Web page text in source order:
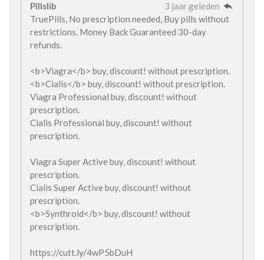
Pillslib
3 jaar geleden
TruePills, No prescription needed, Buy pills without
restrictions. Money Back Guaranteed 30-day
refunds.
<b>Viagra</b> buy, discount! without prescription.
<b>Cialis</b> buy, discount! without prescription.
Viagra Professional buy, discount! without
prescription.
Cialis Professional buy, discount! without
prescription.
Viagra Super Active buy, discount! without
prescription.
Cialis Super Active buy, discount! without
prescription.
<b>Synthroid</b> buy, discount! without
prescription.
https://cutt.ly/4wP5bDuH